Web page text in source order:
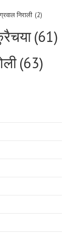
निराली (2)
(61)
(63)